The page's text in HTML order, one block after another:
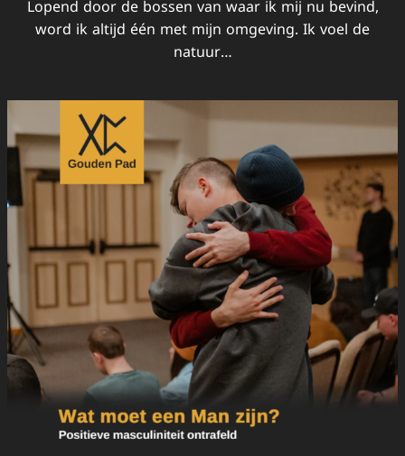
Lopend door de bossen van waar ik mij nu bevind,
word ik altijd één met mijn omgeving. Ik voel de
natuur…